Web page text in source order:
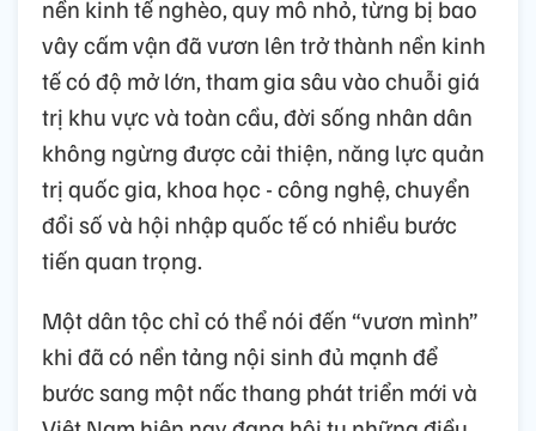
nền kinh tế nghèo, quy mô nhỏ, từng bị bao
vây cấm vận đã vươn lên trở thành nền kinh
tế có độ mở lớn, tham gia sâu vào chuỗi giá
trị khu vực và toàn cầu, đời sống nhân dân
không ngừng được cải thiện, năng lực quản
trị quốc gia, khoa học - công nghệ, chuyển
đổi số và hội nhập quốc tế có nhiều bước
tiến quan trọng.
Một dân tộc chỉ có thể nói đến “vươn mình”
khi đã có nền tảng nội sinh đủ mạnh để
bước sang một nấc thang phát triển mới và